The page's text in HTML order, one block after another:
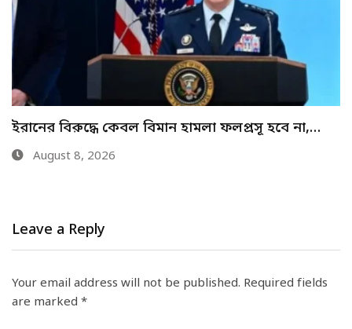
যুক্তরাষ্ট্রের সঙ্গে সমঝোতা ও অভ্যন্তরীণ বিভেদ নিয়ে মুখ…
August 6, 2026
Leave a Reply
Your email address will not be published. Required fields
are marked *